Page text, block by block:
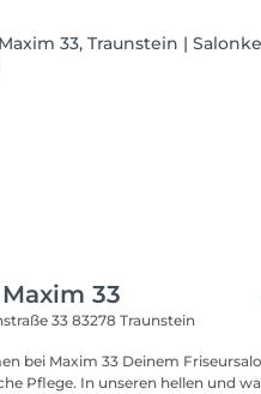
33
3383278 Traunstein
Deinem Friseursalon in Traunstein
Pflege. In unseren hellen und